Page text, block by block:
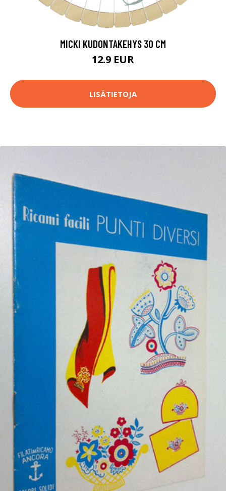
MICKI KUDONTAKEHYS 30 CM
12.9 EUR
LISÄTIETOJA